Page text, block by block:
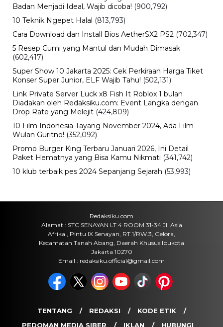
Internasional
Dorong Pelayanan kepada
Masyarakat
Kamis, 6 Agu 2026 - 21:17 WIB
Viral
Kecelakaan Bus ALS Tewaskan
Belasan Penumpang, Polisi Tetapkan
Dua Tersangka
Kamis, 6 Agu 2026 - 15:46 WIB
Sarwendah Disebut Setia Dampingi
Ruben Onsu Saat Kondisi Kritis, Ini
Kabar Terbarunya
Kamis, 6 Agu 2026 - 15:25 WIB
Sejarah
Link Pendaftaran
Harga Emas Antam Hari Ini, Cek
Pergerakan Harga Logam Mulia
Kamis, 6 Agu 2026 - 15:09 WIB
POPULER
Sosok Ini Bongkar Siapa Sebenarnya Dalang Demo 25